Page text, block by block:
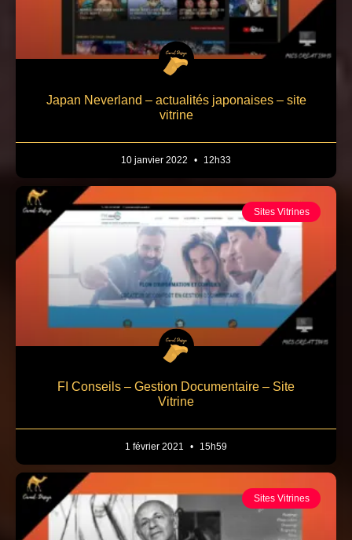
Japan Neverland – actualités japonaises – site
vitrine
10 janvier 2022 12h33
Sites Vitrines
FI Conseils – Gestion Documentaire – Site
Vitrine
1 février 2021 15h59
Sites Vitrines